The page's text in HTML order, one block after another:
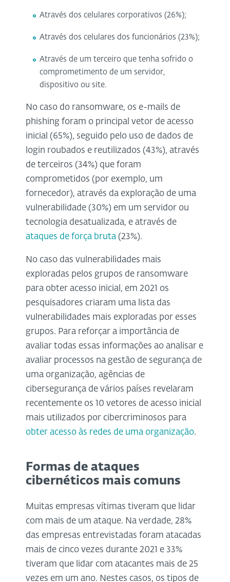
Através dos celulares corporativos (26%);
Através dos celulares dos funcionários (23%);
Através de um terceiro que tenha sofrido o
comprometimento de um servidor,
dispositivo ou site.
No caso do ransomware, os e-mails de
phishing foram o principal vetor de acesso
inicial (65%), seguido pelo uso de dados de
login roubados e reutilizados (43%), através
de terceiros (34%) que foram
comprometidos (por exemplo, um
fornecedor), através da exploração de uma
vulnerabilidade (30%) em um servidor ou
tecnologia desatualizada, e através de
ataques de força bruta (23%).
No caso das vulnerabilidades mais
exploradas pelos grupos de ransomware
para obter acesso inicial, em 2021 os
pesquisadores criaram uma lista das
vulnerabilidades mais exploradas por esses
grupos. Para reforçar a importância de
avaliar todas essas informações ao analisar e
avaliar processos na gestão de segurança de
uma organização, agências de
cibersegurança de vários países revelaram
recentemente os 10 vetores de acesso inicial
mais utilizados por cibercriminosos para
obter acesso às redes de uma organização.
Formas de ataques
cibernéticos mais comuns
Muitas empresas vítimas tiveram que lidar
com mais de um ataque. Na verdade, 28%
das empresas entrevistadas foram atacadas
mais de cinco vezes durante 2021 e 33%
tiveram que lidar com atacantes mais de 25
vezes em um ano. Nestes casos, os tipos de